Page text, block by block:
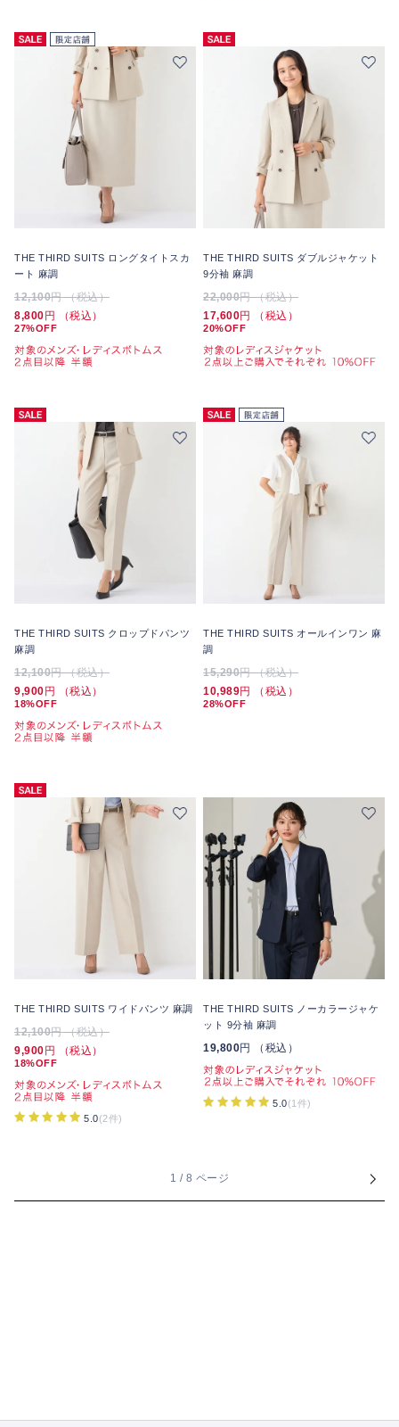
THE THIRD SUITS ロングタイトスカ
ート 麻調
12,100円 （税込）
8,800 円 （税込）
27%OFF
THE THIRD SUITS ダブルジャケット
9分袖 麻調
22,000円 （税込）
17,600円 （税込）
20%OFF
THE THIRD SUITS クロップドパンツ
麻調
12,100円 （税込）
9,900 円 （税込）
18%OFF
THE THIRD SUITS オールインワン 麻
調
15,290円 （税込）
10,989円 （税込）
28%OFF
THE THIRD SUITS ワイドパンツ 麻調
12,100円 （税込）
9,900 円 （税込）
18%OFF
5.0(2件)
THE THIRD SUITS ノーカラージャケ
ット 9分袖 麻調
19,800円 （税込）
5.0(1件)
1 / 8 ページ